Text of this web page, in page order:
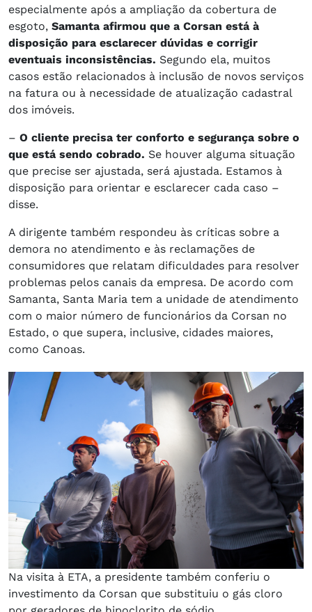
especialmente após a ampliação da cobertura de
esgoto, Samanta afirmou que a Corsan está à
disposição para esclarecer dúvidas e corrigir
eventuais inconsistências. Segundo ela, muitos
casos estão relacionados à inclusão de novos serviços
na fatura ou à necessidade de atualização cadastral
dos imóveis.
– O cliente precisa ter conforto e segurança sobre o
que está sendo cobrado. Se houver alguma situação
que precise ser ajustada, será ajustada. Estamos à
disposição para orientar e esclarecer cada caso –
disse.
A dirigente também respondeu às críticas sobre a
demora no atendimento e às reclamações de
consumidores que relatam dificuldades para resolver
problemas pelos canais da empresa. De acordo com
Samanta, Santa Maria tem a unidade de atendimento
com o maior número de funcionários da Corsan no
Estado, o que supera, inclusive, cidades maiores,
como Canoas.
Na visita à ETA, a presidente também conferiu o
investimento da Corsan que substituiu o gás cloro